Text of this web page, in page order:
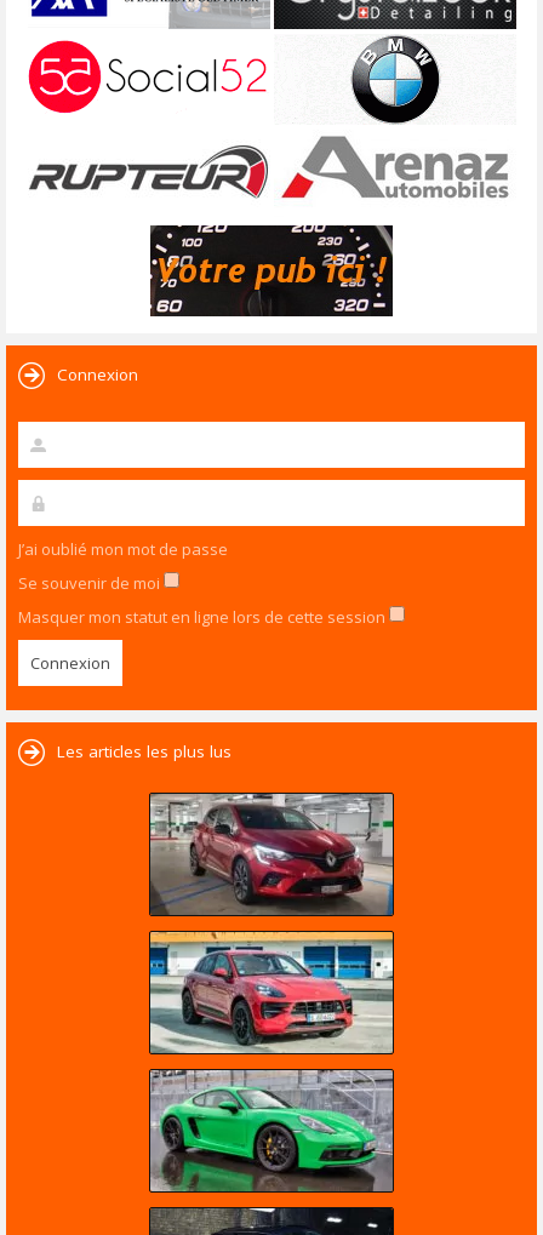
Connexion
J’ai oublié mon mot de passe
Se souvenir de moi
Masquer mon statut en ligne lors de cette session
Les articles les plus lus